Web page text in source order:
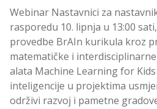
Webinar Nastavnici za
rasporedu 10. lipnja u 13:00
provedbe BrAIn kurikula kroz
matematičke i
alata Machine Learning for
inteligencije u projektima
održivi razvoj i pametne